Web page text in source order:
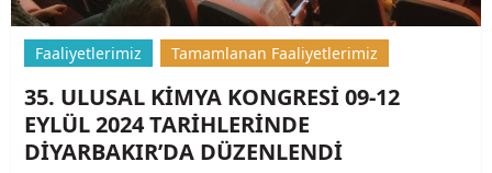
Faaliyetlerimiz Tamamlanan Faaliyetlerimiz
35. ULUSAL KİMYA KONGRESİ 09-12
EYLÜL 2024 TARİHLERİNDE
DİYARBAKIR’DA DÜZENLENDİ